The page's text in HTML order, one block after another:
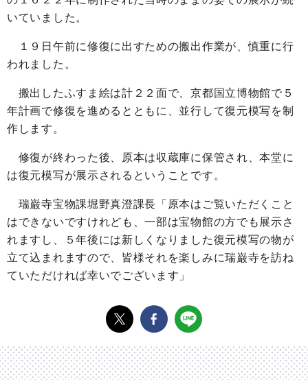
いていました。
１９日午前に修復に出すための搬出作業が、慎重に行
われました。
搬出したふすま絵は計２２面で、京都国立博物館で５
年計画で修復を進めるとともに、並行して復元模写を制
作します。
修復が終わった後、原本は収蔵庫に保管され、本堂に
は復元模写が展示されるということです。
瑞巌寺宝物課堀野真澄課長「原本はご覧いただくこと
はできないですけれども、一部は宝物館の方でも展示さ
れますし、５年後には新しくなりました復元模写の物が
立て込まれますので、皆様それを楽しみに瑞巌寺を訪ね
ていただければ幸いでございます」